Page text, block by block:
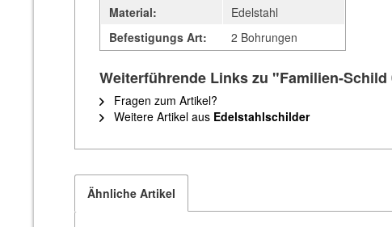
Material:
Edelstahl
Befestigungs Art:
2 Bohrungen
Weiterführende Links zu "Familien-Schild
Fragen zum Artikel?
Weitere Artikel aus Edelstahlschilder
Ähnliche Artikel